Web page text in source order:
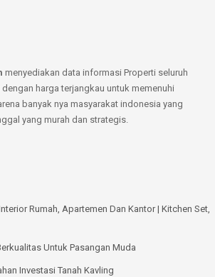
menyediakan data informasi Properti seluruh
harga terjangkau untuk memenuhi
banyak nya masyarakat indonesia yang
yang murah dan strategis.
Rumah, Apartemen Dan Kantor | Kitchen Set,
Untuk Pasangan Muda
Investasi Tanah Kavling